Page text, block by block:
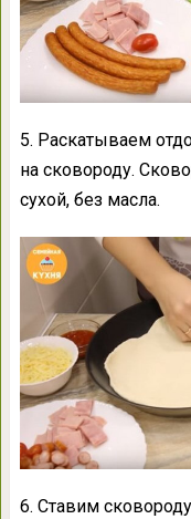
5. Раскатываем
на сковороду.
сухой, без масла.
6. Ставим